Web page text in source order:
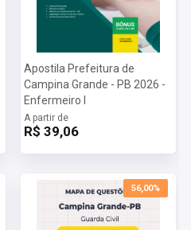
Apostila Prefeitura de
Campina Grande - PB 2026 -
Enfermeiro I
A partir de
R$ 39,06
56,00%